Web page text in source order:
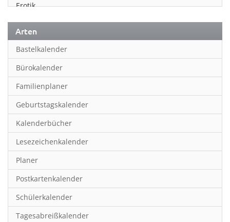
Erotik
Essen & Trinken
Familienplaner
Fantasy
Film
Fotokunst
Frauen
Fußball
Geburtstagskalender
Hobby & Basteln
Humor & Cartoon
Inpiration & Entspannung
Arten
Bastelkalender
Bürokalender
Familienplaner
Geburtstagskalender
Kalenderbücher
Lesezeichenkalender
Planer
Postkartenkalender
Schülerkalender
Tagesabreißkalender